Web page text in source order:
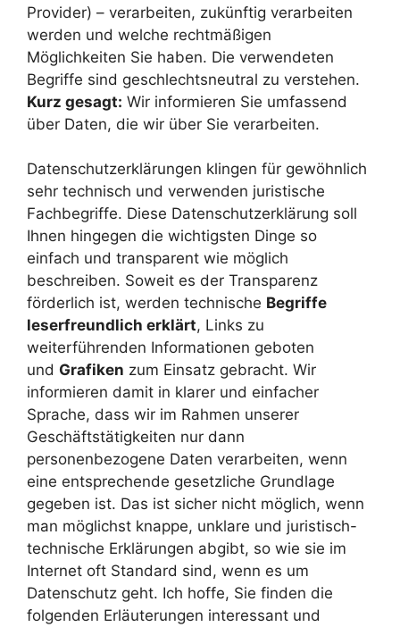
Provider) – verarbeiten, zukünftig verarbeiten
werden und welche rechtmäßigen
Möglichkeiten Sie haben. Die verwendeten
Begriffe sind geschlechtsneutral zu verstehen.
Kurz gesagt: Wir informieren Sie umfassend
über Daten, die wir über Sie verarbeiten.
Datenschutzerklärungen klingen für gewöhnlich
sehr technisch und verwenden juristische
Fachbegriffe. Diese Datenschutzerklärung soll
Ihnen hingegen die wichtigsten Dinge so
einfach und transparent wie möglich
beschreiben. Soweit es der Transparenz
förderlich ist, werden technische Begriffe
leserfreundlich erklärt, Links zu
weiterführenden Informationen geboten
und Grafiken zum Einsatz gebracht. Wir
informieren damit in klarer und einfacher
Sprache, dass wir im Rahmen unserer
Geschäftstätigkeiten nur dann
personenbezogene Daten verarbeiten, wenn
eine entsprechende gesetzliche Grundlage
gegeben ist. Das ist sicher nicht möglich, wenn
man möglichst knappe, unklare und juristisch-
technische Erklärungen abgibt, so wie sie im
Internet oft Standard sind, wenn es um
Datenschutz geht. Ich hoffe, Sie finden die
folgenden Erläuterungen interessant und